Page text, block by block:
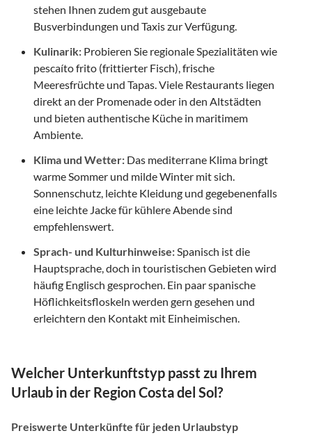
stehen Ihnen zudem gut ausgebaute
Busverbindungen und Taxis zur Verfügung.
Kulinarik: Probieren Sie regionale Spezialitäten wie
pescaíto frito (frittierter Fisch), frische
Meeresfrüchte und Tapas. Viele Restaurants liegen
direkt an der Promenade oder in den Altstädten
und bieten authentische Küche in maritimem
Ambiente.
Klima und Wetter: Das mediterrane Klima bringt
warme Sommer und milde Winter mit sich.
Sonnenschutz, leichte Kleidung und gegebenenfalls
eine leichte Jacke für kühlere Abende sind
empfehlenswert.
Sprach- und Kulturhinweise:Spanisch ist die
Hauptsprache, doch in touristischen Gebieten wird
häufig Englisch gesprochen. Ein paar spanische
Höflichkeitsfloskeln werden gern gesehen und
erleichtern den Kontakt mit Einheimischen.
Welcher Unterkunftstyp passt zu Ihrem
Urlaub in der Region Costa del Sol?
Preiswerte Unterkünfte für jeden Urlaubstyp